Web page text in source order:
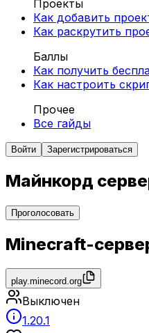
Проекты
Как добавить
Как раскрутить
Баллы
Как получить
Как настроить
Прочее
Все гайды
Войти Зарегистрироваться
Майнкорд
Проголосовать
Minecraft-
play.minecord.org
Выключен
1.20.1